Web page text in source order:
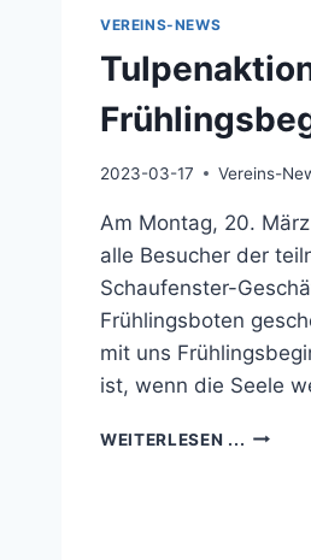
VEREINS-NEWS
2023-03-17 Vereins-
Am Montag, 20.
alle Besucher der
Schaufenster-
Frühlingsboten
mit uns
ist, wenn die Seele
WEITERLESEN ...